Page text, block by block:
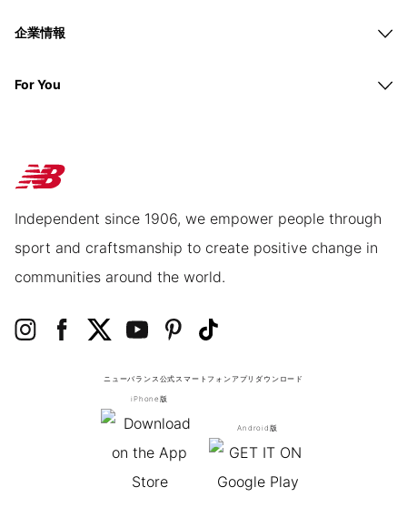
企業情報
For You
Independent since 1906, we empower people through
sport and craftsmanship to create positive change in
communities around the world.
ニューバランス公式スマートフォンアプリ ダウンロード
iPhone版
Android版